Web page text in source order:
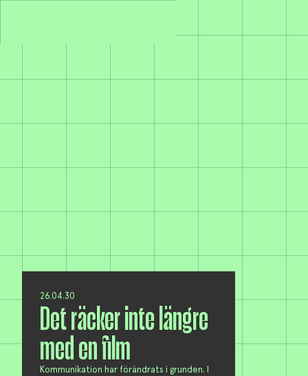
26.04.30
Det räcker inte längre
med en film
Kommunikation har förändrats i grunden. I